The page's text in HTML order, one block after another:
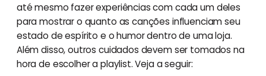
até mesmo fazer experiências com cada um deles
para mostrar o quanto as canções influenciam seu
estado de espírito e o humor dentro de uma loja.
Além disso, outros cuidados devem ser tomados na
hora de escolher a playlist. Veja a seguir: